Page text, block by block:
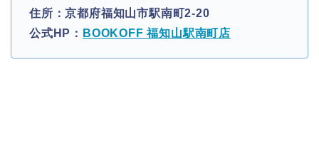
住所：京都府福知山市駅南町2-20
公式HP： BOOKOFF 福知山駅南町店